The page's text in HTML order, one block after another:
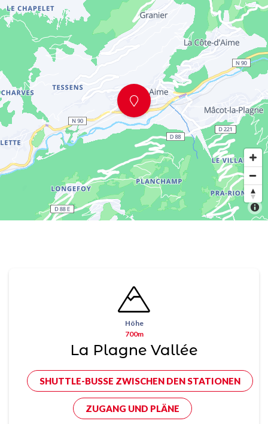
Höhe
700m
La Plagne Vallée
SHUTTLE-BUSSE ZWISCHEN DEN STATIONEN
ZUGANG UND PLÄNE